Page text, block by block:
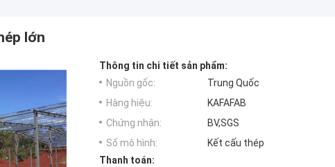
lớn
Thông tin chi tiết sản phẩm:
Nguồn gốc:
Trung Quốc
Hàng hiệu:
KAFAFAB
Chứng nhận:
BV,SGS
Số mô hình:
Kết cấu thép
Thanh toán: